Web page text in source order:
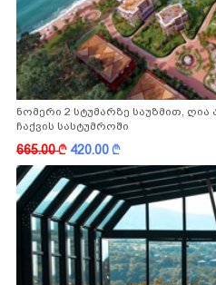
ნომერი 2 სტუმარზე საუზმით,
ჩაქვის სასტუმროში
665.00k 420.00k